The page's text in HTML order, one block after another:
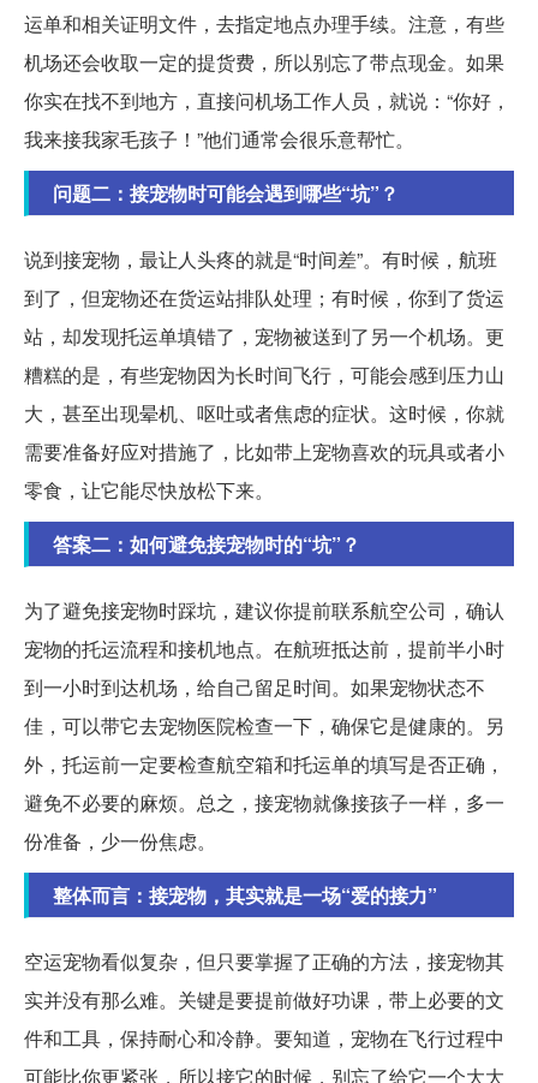
运单和相关证明文件，去指定地点办理手续。注意，有些
机场还会收取一定的提货费，所以别忘了带点现金。如果
你实在找不到地方，直接问机场工作人员，就说：“你好，
我来接我家毛孩子！”他们通常会很乐意帮忙。
问题二：接宠物时可能会遇到哪些“坑”？
说到接宠物，最让人头疼的就是“时间差”。有时候，航班
到了，但宠物还在货运站排队处理；有时候，你到了货运
站，却发现托运单填错了，宠物被送到了另一个机场。更
糟糕的是，有些宠物因为长时间飞行，可能会感到压力山
大，甚至出现晕机、呕吐或者焦虑的症状。这时候，你就
需要准备好应对措施了，比如带上宠物喜欢的玩具或者小
零食，让它能尽快放松下来。
答案二：如何避免接宠物时的“坑”？
为了避免接宠物时踩坑，建议你提前联系航空公司，确认
宠物的托运流程和接机地点。在航班抵达前，提前半小时
到一小时到达机场，给自己留足时间。如果宠物状态不
佳，可以带它去宠物医院检查一下，确保它是健康的。另
外，托运前一定要检查航空箱和托运单的填写是否正确，
避免不必要的麻烦。总之，接宠物就像接孩子一样，多一
份准备，少一份焦虑。
整体而言：接宠物，其实就是一场“爱的接力”
空运宠物看似复杂，但只要掌握了正确的方法，接宠物其
实并没有那么难。关键是要提前做好功课，带上必要的文
件和工具，保持耐心和冷静。要知道，宠物在飞行过程中
可能比你更紧张，所以接它的时候，别忘了给它一个大大